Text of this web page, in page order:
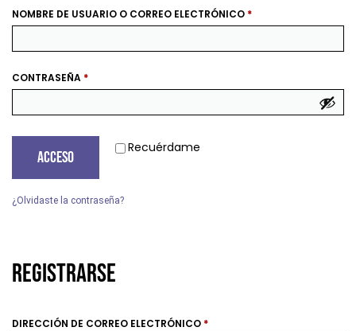
NOMBRE DE USUARIO O CORREO ELECTRÓNICO *
CONTRASEÑA *
Recuérdame
Acceso
¿Olvidaste la contraseña?
Registrarse
DIRECCIÓN DE CORREO ELECTRÓNICO *